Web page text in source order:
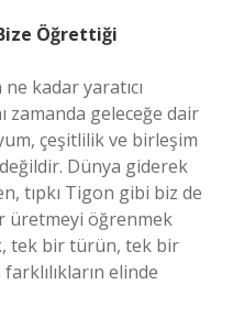
Öğrettiği
kadar yaratıcı
zamanda geleceğe dair
çeşitlilik ve birleşim
Dünya giderek
tıpkı Tigon gibi biz de
üretmeyi öğrenmek
tek bir türün, tek bir
elinde